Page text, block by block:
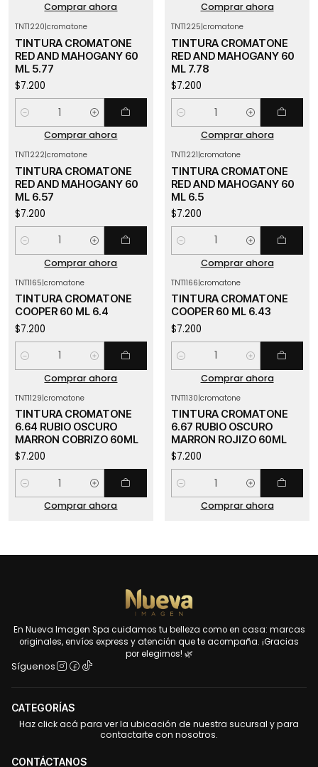
Comprar ahora
Comprar ahora
TNT1220|cromatone
TINTURA CROMATONE
RED AND MAHOGANY 60
ML 5.77
$7.200
Cantidad
Comprar ahora
TNT1225|cromatone
TINTURA CROMATONE
RED AND MAHOGANY 60
ML 7.78
$7.200
Cantidad
Comprar ahora
TNT1222|cromatone
TINTURA CROMATONE
RED AND MAHOGANY 60
ML 6.57
$7.200
Cantidad
Comprar ahora
TNT1221|cromatone
TINTURA CROMATONE
RED AND MAHOGANY 60
ML 6.5
$7.200
Cantidad
Comprar ahora
TNT1165|cromatone
TINTURA CROMATONE
COOPER 60 ML 6.4
$7.200
Cantidad
Comprar ahora
TNT1166|cromatone
TINTURA CROMATONE
COOPER 60 ML 6.43
$7.200
Cantidad
Comprar ahora
TNT1129|cromatone
TINTURA CROMATONE
6.64 RUBIO OSCURO
MARRON COBRIZO 60ML
$7.200
Cantidad
Comprar ahora
TNT1130|cromatone
TINTURA CROMATONE
6.67 RUBIO OSCURO
MARRON ROJIZO 60ML
$7.200
Cantidad
Comprar ahora
En Nueva Imagen Spa cuidamos tu belleza como en casa: marcas
originales, envíos express y atención que te acompaña. ¡Gracias
por elegirnos! 🌿
Síguenos
CATEGORÍAS
Haz click acá para ver la ubicación de nuestra sucursal y para
contactarte con nosotros.
CONTÁCTANOS